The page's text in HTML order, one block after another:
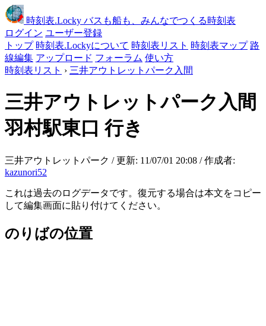
時刻表.Locky バスも船も、みんなでつくる時刻表
ログイン ユーザー登録
トップ 時刻表.Lockyについて 時刻表リスト 時刻表マップ 路
線編集 アップロード フォーラム 使い方
時刻表リスト › 三井アウトレットパーク入間
三井アウトレットパーク入間
羽村駅東口 行き
三井アウトレットパーク / 更新: 11/07/01 20:08 / 作成者:
kazunori52
これは過去のログデータです。復元する場合は本文をコピー
して編集画面に貼り付けてください。
のりばの位置